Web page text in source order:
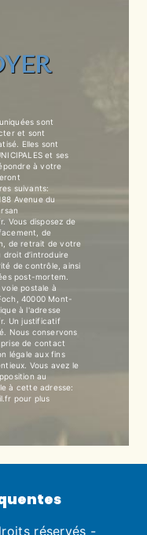
sont
et sont
Elles sont
et ses
à votre
suivants:
Avenue du
Vous disposez de
de
de retrait de votre
d’introduire
de contrôle, ainsi
post-mortem.
postale à
40000 Mont-
à l'adresse
Un justificatif
Nous conservons
prise de contact
légale aux fins
Vous avez le
au
à cette adresse:
pour plus
réservés -